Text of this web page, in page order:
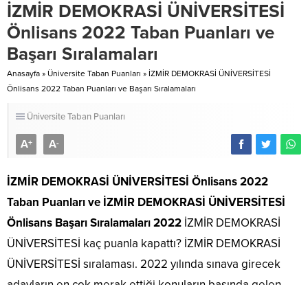
İZMİR DEMOKRASİ ÜNİVERSİTESİ
Önlisans 2022 Taban Puanları ve
Başarı Sıralamaları
Anasayfa » Üniversite Taban Puanları » İZMİR DEMOKRASİ ÜNİVERSİTESİ
Önlisans 2022 Taban Puanları ve Başarı Sıralamaları
Üniversite Taban Puanları
A+ A-
İZMİR DEMOKRASİ ÜNİVERSİTESİ Önlisans 2022
Taban Puanlarıve İZMİR DEMOKRASİ ÜNİVERSİTESİ
Önlisans Başarı Sıralamaları 2022 İZMİR DEMOKRASİ
ÜNİVERSİTESİ kaç puanla kapattı? İZMİR DEMOKRASİ
ÜNİVERSİTESİ sıralaması. 2022 yılında sınava girecek